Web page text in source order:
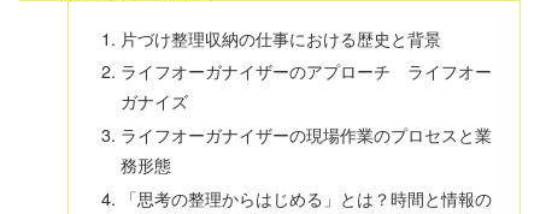
片づけ整理収納の仕事における歴史と背景
ライフオーガナイザーのアプローチ ライフオー
ガナイズ
ライフオーガナイザーの現場作業のプロセスと業
務形態
「思考の整理からはじめる」とは？時間と情報の